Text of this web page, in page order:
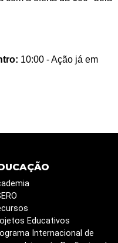
10:00 - Ação já em
Educativos
Internacional de